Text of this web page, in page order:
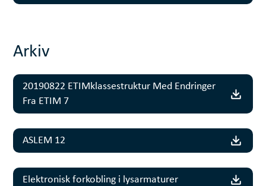
Arkiv
20190822 ETIMklassestruktur Med Endringer
Fra ETIM 7
ASLEM 12
Elektronisk forkobling i lysarmaturer